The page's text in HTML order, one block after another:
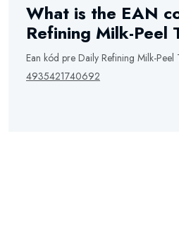
What is the EAN
Refining Milk-Peel
Ean kód pre Daily Refining Milk-Peel
4935421740692